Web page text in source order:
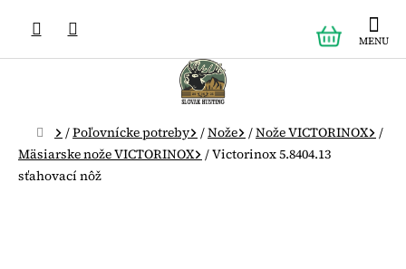
obsah
KOŠÍK
Domov
/Poľovnícke potreby /Nože /Nože VICTORINOX /
Mäsiarske nože VICTORINOX /Victorinox 5.8404.13
sťahovací nôž